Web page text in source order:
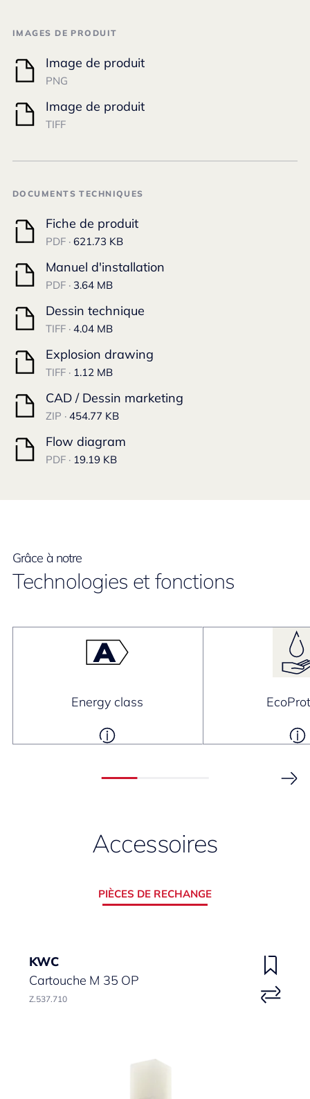
IMAGES DE PRODUIT
Image de produit
PNG
Image de produit
TIFF
DOCUMENTS TECHNIQUES
Fiche de produit
PDF · 621.73 KB
Manuel d'installation
PDF · 3.64 MB
Dessin technique
TIFF · 4.04 MB
Explosion drawing
TIFF · 1.12 MB
CAD / Dessin marketing
ZIP · 454.77 KB
Flow diagram
PDF · 19.19 KB
Grâce à notre
Technologies et fonctions
Energy class
Accessoires
PIÈCES DE RECHANGE
KWC
Cartouche M 35 OP
Z.537.710